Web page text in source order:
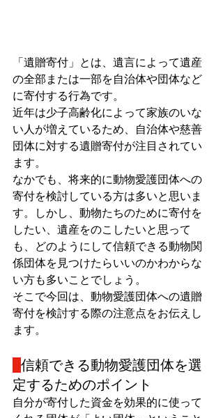
「遺贈寄付」とは、遺言によって遺産
の全部または一部を自治体や団体など
に寄付する行為です。
近年は少子高齢化によって家族のいな
い人が増えているため、自治体や慈善
団体に対する遺贈寄付が注目されてい
ます。
なかでも、将来的に動物愛護団体への
寄付を検討している方は多いと思いま
す。しかし、動物たちのために寄付を
したい、遺産をのこしたいと思って
も、どのようにして信頼できる動物関
係団体を見つけたらいいのかわからな
い方も多いことでしょう。
そこで今回は、動物愛護団体への遺贈
寄付を検討する際の注意点をお伝えし
ます。
信頼できる動物愛護団体を選
定するためのポイント
自分が寄付した資金を効果的に使って